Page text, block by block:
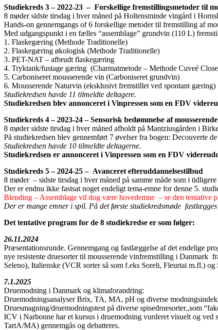
Studiekreds 3 – 2022-23 – Forskellige fremstillingsmetoder til
8 møder sidste tirsdag i hver måned på Holtensminde vingård i
Hands-on gennemgangs of 6 forskellige metoder til fremstilling af
Med udgangspunkt i en fælles “assemblage” grundvin (110 L)
1. Flaskegæring (Methode Traditionelle)
2. Flaskegæring økologisk (Methode Traditionelle)
3. PET-NAT – afbrudt flaskegæring
4. Tryktank/fustage gæring (Charmatmetode – Methode Cuveé
5. Carboniseret mousserende vin (Carboniseret grundvin)
6. Mousserende Naturvin (eksklusivt fremstillet ved spontant gæring)
Studiekredsen havde 11 tilmeldte deltagere.
Studiekredsen blev annonceret i Vinpressen som en FDV
Studiekreds 4 – 2023-24 – Sensorisk bedømmelse af
8 møder sidste tirsdag i hver måned afholdt på Mantziusgården i
På studiekredsen blev gennemført 7 øvelser fra bogen: Decouverte
Studiekredsen havde 10 tilmeldte deltagerne.
Studiekredsen er annonceret i Vinpressen som en FDV
Studiekreds 5 – 2024-25 – Avanceret efteruddannelsestilbud
8 møder – sidste tirsdag i hver måned på samme måde som i
Der er endnu ikke fastsat noget endeligt tema-emne for denne 5.
Blending – Assemblage vil dog være hovedemne – se den tentative
Der er mange emner i spil. På det første studiekredsmøde
Det tentative program for de 8 studiekredse er som følger:
26.11.2024
Præsentationsrunde. Gennemgang og fastlæggelse af det endelige
nye resistente druesorter til mousserende vinfremstilling i
Seleno), Italienske (VCR sorter så som f.eks Soreli, Fleurtai m.fl.)
7.1.2025
Druemodning i Danmark og klimaforandring:
Druemodningsanalyser Brix, TA, MA, pH og diverse
Druesmagning/druemodningstest på diverse spisedruesorter.,som
ICV i Narbonne har et kursus i druemodning vurderet visuelt og
TartA/MA) gennemgås og debatteres.